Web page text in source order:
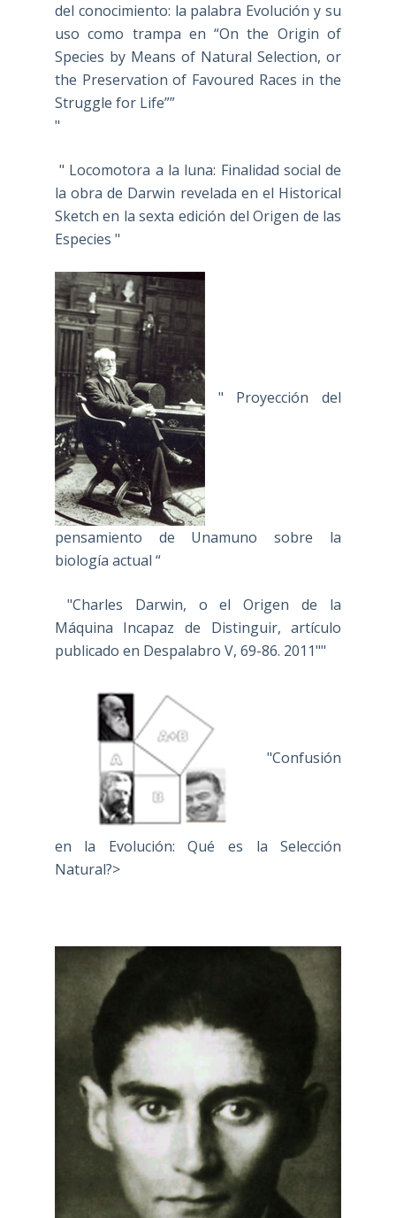
del conocimiento: la palabra Evolución y su
uso como trampa en “On the Origin of
Species by Means of Natural Selection, or
the Preservation of Favoured Races in the
Struggle for Life””
"
" Locomotora a la luna: Finalidad social de
la obra de Darwin revelada en el Historical
Sketch en la sexta edición del Origen de las
Especies "
" Proyección del
pensamiento de Unamuno sobre la
biología actual “
"Charles Darwin, o el Origen de la
Máquina Incapaz de Distinguir, artículo
publicado en Despalabro V, 69-86. 2011""
"Confusión
en la Evolución: Qué es la Selección
Natural?>